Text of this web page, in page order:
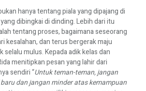
hanya tentang piala yang dipajang di
dibingkai di dinding. Lebih dari itu
tentang proses, bagaimana seseorang
kesalahan, dan terus bergerak maju
selalu mulus. Kepada adik kelas dan
menitipkan pesan yang lahir dari
sendiri “Untuk teman-teman, jangan
dan jangan minder atas kemampuan